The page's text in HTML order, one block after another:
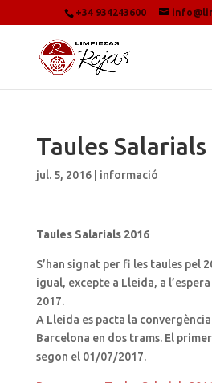
+34 934243600
Taules
jul. 5, 2016| informació
Taules Salarials 2016
S’han signat per fi les taules pel
igual, excepte a Lleida, a
2017.
A Lleida es pacta la
Barcelona en dos trams. El
segon el 01/07/2017.